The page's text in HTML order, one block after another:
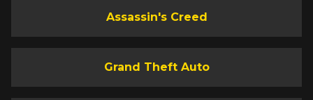
Assassin's Creed
Grand Theft Auto